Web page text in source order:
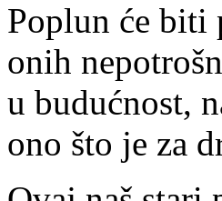
Poplun će biti
onih
u budućnost,
ono što je za